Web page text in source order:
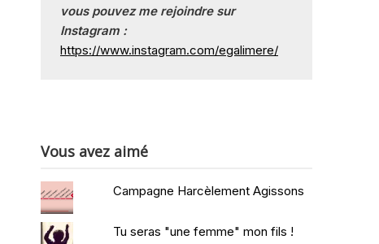
vous pouvez me rejoindre sur
Instagram :
https://www.instagram.com/egalimere/
Vous avez aimé
Campagne Harcèlement Agissons
Tu seras "une femme" mon fils !